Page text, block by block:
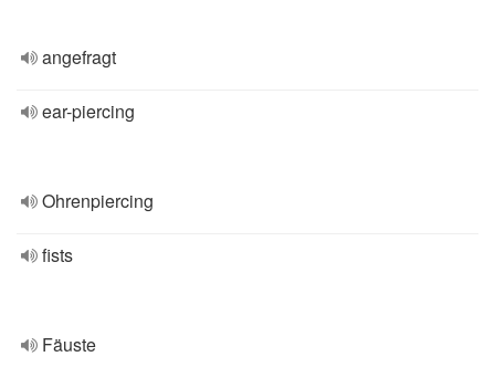
angefragt
ear-piercing
Ohrenpiercing
fists
Fäuste